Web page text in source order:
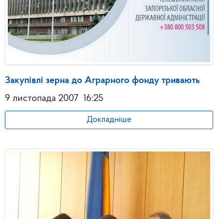
Закупівлі зерна до Аграрного фонду тривають
9 листопада 2007 16:25
Докладніше